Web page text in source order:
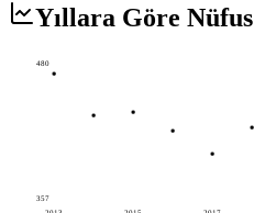
Yıllara Göre Nüfus
480
357